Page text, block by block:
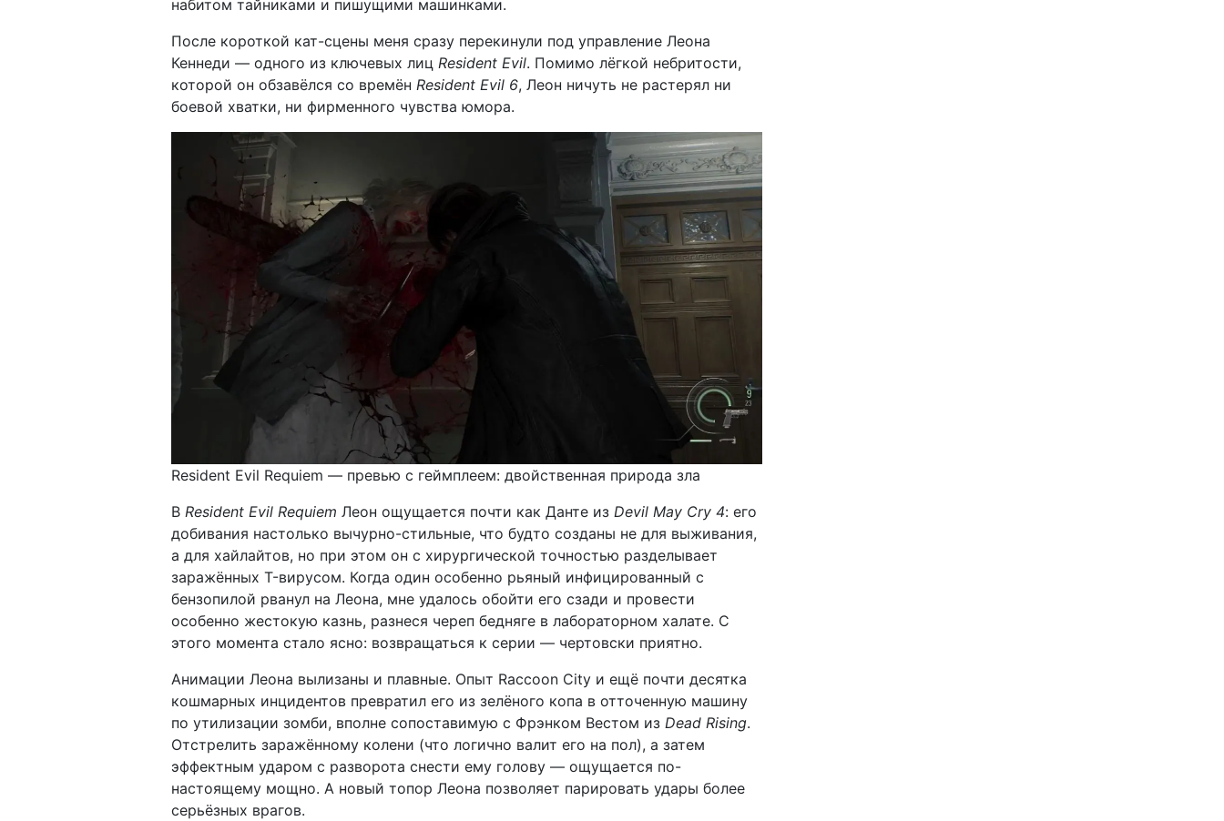
набитом тайниками и пишущими машинками.
После короткой кат-сцены меня сразу перекинули под управление Леона
Кеннеди — одного из ключевых лиц Resident Evil. Помимо лёгкой небритости,
которой он обзавёлся со времён Resident Evil 6, Леон ничуть не растерял ни
боевой хватки, ни фирменного чувства юмора.
Resident Evil Requiem — превью с геймплеем: двойственная природа зла
В Resident Evil Requiem Леон ощущается почти как Данте из Devil May Cry 4: его
добивания настолько вычурно-стильные, что будто созданы не для выживания,
а для хайлайтов, но при этом он с хирургической точностью разделывает
заражённых T-вирусом. Когда один особенно рьяный инфицированный с
бензопилой рванул на Леона, мне удалось обойти его сзади и провести
особенно жестокую казнь, разнеся череп бедняге в лабораторном халате. С
этого момента стало ясно: возвращаться к серии — чертовски приятно.
Анимации Леона вылизаны и плавные. Опыт Raccoon City и ещё почти десятка
кошмарных инцидентов превратил его из зелёного копа в отточенную машину
по утилизации зомби, вполне сопоставимую с Фрэнком Вестом из Dead Rising.
Отстрелить заражённому колени (что логично валит его на пол), а затем
эффектным ударом с разворота снести ему голову — ощущается по-
настоящему мощно. А новый топор Леона позволяет парировать удары более
серьёзных врагов.